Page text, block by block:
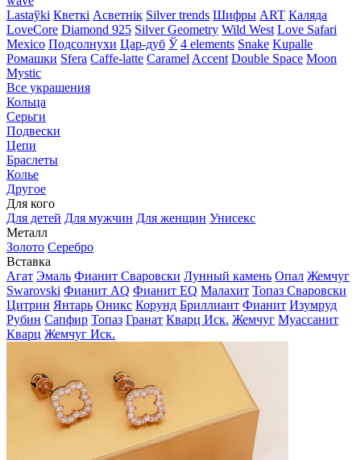
Lastaўki Кветкі Асветнiк Silver trends Шифры ART Каляда
LoveCore Diamond 925 Silver Geometry Wild West Love Safari
Mexico Подсолнухи Цар-дуб Ў 4 elements Snake Kupalle
Ромашки Sfera Caffe-latte Caramel Accent Double Space Moon
Mystic
Все украшения
Кольца
Серьги
Подвески
Цепи
Браслеты
Колье
Другое
Для кого
Для детей Для мужчин Для женщин Унисекс
Металл
Золото Серебро
Вставка
Агат Эмаль Фианит Сваровски Лунный камень Опал Жемчуг
Swarovski Фианит AQ Фианит EQ Малахит Топаз Сваровски
Цитрин Янтарь Оникс Корунд Бриллиант Фианит Изумруд
Рубин Сапфир Топаз Гранат Кварц Иск. Жемчуг Муассанит
Кварц Жемчуг Иск.